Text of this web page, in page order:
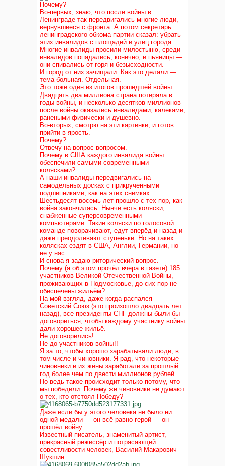
Почему?
Во-первых, знаю, что после войны в
Ленинграде так передвигались многие люди,
вернувшиеся с фронта. А потом секретарь
ленинградского обкома партии сказал: убрать
этих инвалидов с площадей и улиц города.
Многие инвалиды просили милостыню, среди
инвалидов попадались, конечно, и пьяницы —
они спивались от горя и безысходности.
И город от них зачищали. Как это делали —
тема больная. Отдельная.
Это тоже один из итогов прошедшей войны.
Двадцать два миллиона страна потеряла в
годы войны, и несколько десятков миллионов
после войны оказались инвалидами, калеками,
ранеными физически и душевно.
Во-вторых, смотрю на эти картинки, и готов
прийти в ярость.
Почему?
Отвечу на вопрос вопросом.
Почему в США каждого инвалида войны
обеспечили самыми современными
колясками?
А наши инвалиды передвигались на
самодельных досках с прикрученными
подшипниками, как на этих снимках.
Шестьдесят восемь лет прошло с тех пор, как
война закончилась. Нынче есть коляски,
снабженные суперсовременными
компьютерами. Такие коляски по голосовой
команде поворачивают, едут вперёд и назад и
даже преодолевают ступеньки. Но на таких
колясках ездят в США, Англии, Германии, но
не у нас.
И снова я задаю риторический вопрос.
Почему (я об этом прочёл вчера в газете) 185
участников Великой Отечественной Войны,
проживающих в Подмосковье, до сих пор не
обеспечены жильём?
На мой взгляд, даже когда распался
Советский Союз (это произошло двадцать лет
назад), все президенты СНГ должны были бы
договориться, чтобы каждому участнику войны
дали хорошее жильё.
Не договорились!
Не до участников войны!!
Я за то, чтобы хорошо зарабатывали люди, в
том числе и чиновники. Я рад, что некоторые
чиновники и их жёны заработали за прошлый
год более чем по двести миллионов рублей.
Но ведь такое происходит только потому, что
мы победили. Почему же чиновники не думают
о тех, кто отстоял Победу?
Даже если бы у этого человека не было ни
одной медали — он всё равно герой — он
прошёл войну.
Известный писатель, знаменитый артист,
прекрасный режиссёр и потрясающей
совестливости человек, Василий Макарович
Шукшин.